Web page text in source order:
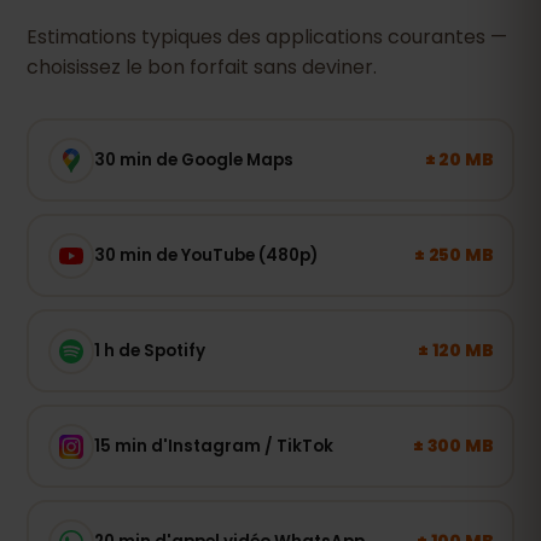
Estimations typiques des applications courantes —
choisissez le bon forfait sans deviner.
30 min de Google Maps ± 20 MB
30 min de YouTube (480p) ± 250 MB
1 h de Spotify ± 120 MB
15 min d'Instagram / TikTok ± 300 MB